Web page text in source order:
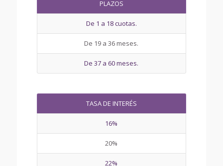
PLAZOS
De 1 a 18 cuotas.
De 19 a 36 meses.
De 37 a 60 meses.
TASA DE INTERÉS
16%
20%
22%